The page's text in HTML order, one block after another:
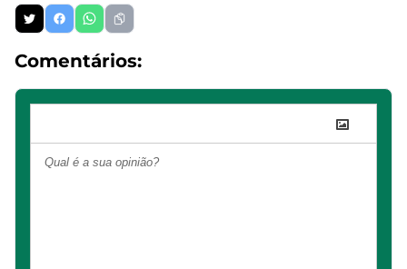
Comentários: